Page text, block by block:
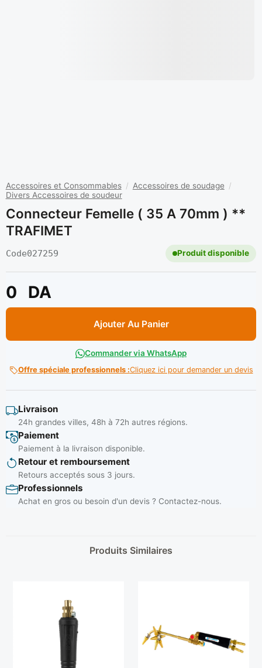
Accessoires et Consommables / Accessoires de soudage /
Divers Accessoires de soudeur
Connecteur Femelle ( 35 A 70mm ) **
TRAFIMET
Code027259 Produit disponible
0 DA
Ajouter Au Panier
Commander via WhatsApp
Offre spéciale professionnels :Cliquez ici pour demander un devis
Livraison
24h grandes villes, 48h à 72h autres régions.
Paiement
Paiement à la livraison disponible.
Retour et remboursement
Retours acceptés sous 3 jours.
Professionnels
Achat en gros ou besoin d'un devis ? Contactez-nous.
Produits Similaires